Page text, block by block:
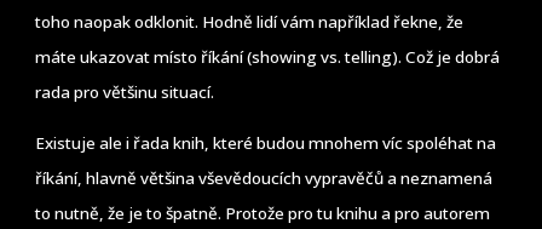
toho naopak odklonit. Hodně lidí vám například řekne, že
máte ukazovat místo říkání (showing vs. telling). Což je dobrá
rada pro většinu situací.
Existuje ale i řada knih, které budou mnohem víc spoléhat na
říkání, hlavně většina vševědoucích vypravěčů a neznamená
to nutně, že je to špatně. Protože pro tu knihu a pro autorem